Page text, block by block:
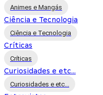
Animes e Mangás
Ciência e Tecnologia
Ciência e Tecnologia
Críticas
Críticas
Curiosidades e etc...
Curiosidades e etc...